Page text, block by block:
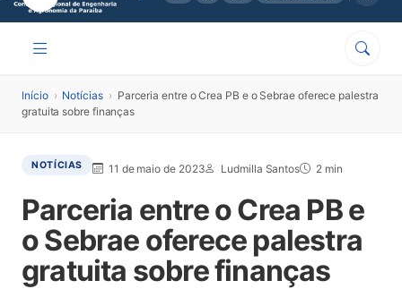
Início › Notícias › Parceria entre o Crea PB e o Sebrae oferece palestra
gratuita sobre finanças
NOTÍCIAS 11 de maio de 2023 Ludmilla Santos 2 min
Parceria entre o Crea PB e
o Sebrae oferece palestra
gratuita sobre finanças